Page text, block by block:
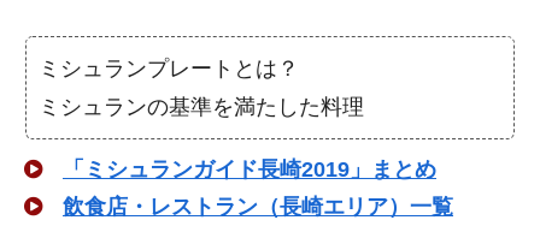
ミシュランプレートとは？
ミシュランの基準を満たした料理
「ミシュランガイド長崎2019」まとめ
飲食店・レストラン（長崎エリア）一覧